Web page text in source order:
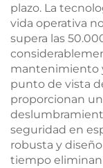
plazo. La
vida operativa
supera las
mantenimiento
punto de vista
proporcionan
seguridad en
robusta y
tiempo eliminan